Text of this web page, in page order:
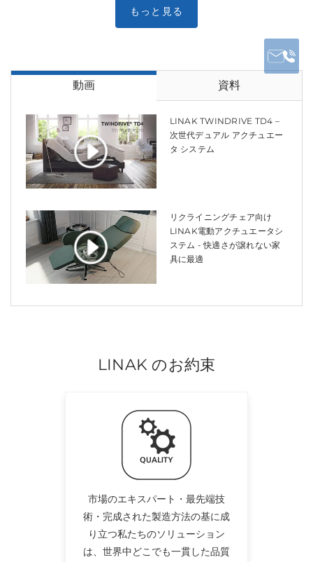
動画 資料
LINAK TWINDRIVE TD4 –
次世代デュアル アクチュエー
タ システム
リクライニングチェア向け
LINAK電動アクチュエータシ
ステム - 快適さが譲れない家
具に最適
LINAK のお約束
市場のエキスパート・最先端技
術・完成された製造方法の基に成
り立つ私たちのソリューション
は、世界中どこでも一貫した品質